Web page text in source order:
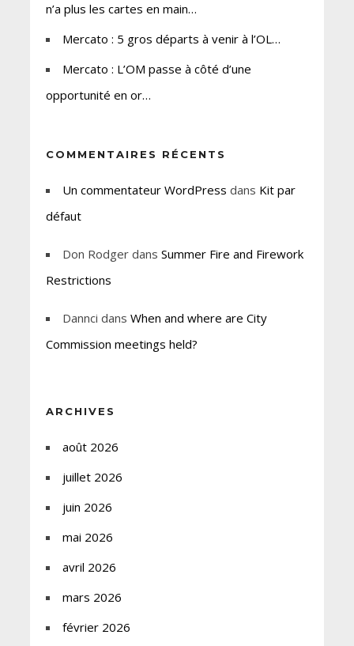
n’a plus les cartes en main…
Mercato : 5 gros départs à venir à l’OL…
Mercato : L’OM passe à côté d’une
opportunité en or…
COMMENTAIRES RÉCENTS
Un commentateur WordPress dans Kit par
défaut
Don Rodgerdans Summer Fire and Firework
Restrictions
Dannci dans When and where are City
Commission meetings held?
ARCHIVES
août 2026
juillet 2026
juin 2026
mai 2026
avril 2026
mars 2026
février 2026